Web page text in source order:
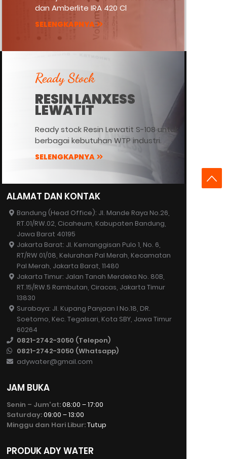
dan Amberlite IRA 420 Cl
SELENGKAPNYA
Ready Stock
RESIN LANXESS
LEWATIT
Ready stock Resin Lewatit S-108 untuk
berbagai kebutuhan WTP industri.
SELENGKAPNYA
ALAMAT DAN KONTAK
Bandung (Head Office): Jl. Mande Raya No.26,
RT.01/RW.02, Cicaheum, Kabupaten Bandung,
Jawa Barat 40195
Jakarta Barat: Jl. Kemanggisan Pulo 1, No. 6,
RT/RW 01/08, Kelurahan Pal Merah, Kecamatan
Pal Merah, Jakarta Barat, 11480
Jakarta Timur: Jalan Tanah Merdeka No. 80B,
RT.15/RW.5 Rambutan, Ciracas, Jakarta Timur
13830
Surabaya: Jl. Kupang Panjaan I No.18, DR.
Soetomo, Kec. Tegalsari, Kota SBY, Jawa Timur
60264
0821-2742-3050 (Telepon)
0821-2742-3050 (Whatsapp)
adywater@gmail.com
JAM BUKA
Senin – Jum'at:08:00 – 17:00
Saturday:09:00 – 13:00
Minggu dan Hari Libur:Tutup
PRODUK ADY WATER